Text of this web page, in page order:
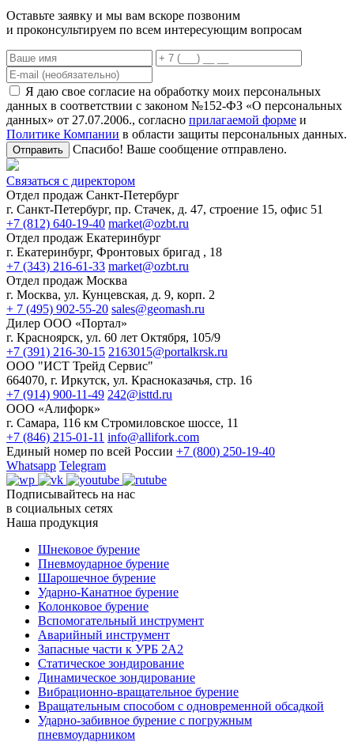
Оставьте заявку и мы вам вскоре позвоним
и проконсультируем по всем интересующим вопросам
Я даю свое согласие на обработку моих персональных
данных в соответствии с законом №152-ФЗ «О персональных
данных» от 27.07.2006., согласно прилагаемой форме и
Политике Компании в области защиты персональных данных.
Отправить Спасибо! Ваше сообщение отправлено.
Связаться с директором
Отдел продаж Санкт-Петербург
г. Санкт-Петербург, пр. Стачек, д. 47, строение 15, офис 51
+7 (812) 640-19-40 market@ozbt.ru
Отдел продаж Екатеринбург
г. Екатеринбург, Фронтовых бригад , 18
+7 (343) 216-61-33 market@ozbt.ru
Отдел продаж Москва
г. Москва, ул. Кунцевская, д. 9, корп. 2
+ 7 (495) 902-55-20 sales@geomash.ru
Дилер ООО «Портал»
г. Красноярск, ул. 60 лет Октября, 105/9
+7 (391) 216-30-15 2163015@portalkrsk.ru
ООО "ИСТ Трейд Сервис"
664070, г. Иркутск, ул. Красноказачья, стр. 16
+7 (914) 900-11-49 242@isttd.ru
ООО «Алифорк»
г. Самара, 116 км Стромиловское шоссе, 11
+7 (846) 215-01-11 info@allifork.com
Единый номер по всей России +7 (800) 250-19-40
Whatsapp Telegram
Подписывайтесь на нас
в социальных сетях
Наша продукция
Шнековое бурение
Пневмоударное бурение
Шарошечное бурение
Ударно-Канатное бурение
Колонковое бурение
Вспомогательный инструмент
Аварийный инструмент
Запасные части к УРБ 2А2
Статическое зондирование
Динамическое зондирование
Вибрационно-вращательное бурение
Вращательным способом с одновременной обсадкой
Ударно-забивное бурение с погружным
пневмоударником